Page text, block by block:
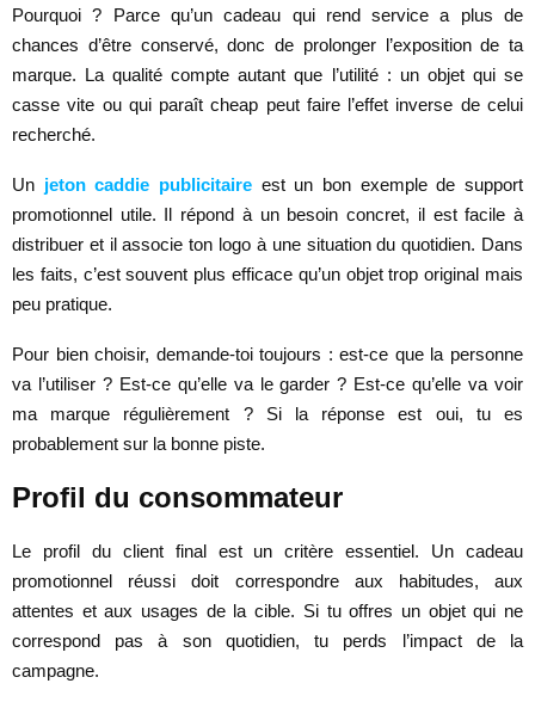
Pourquoi ? Parce qu’un cadeau qui rend service a plus de
chances d’être conservé, donc de prolonger l’exposition de ta
marque. La qualité compte autant que l’utilité : un objet qui se
casse vite ou qui paraît cheap peut faire l’effet inverse de celui
recherché.
Un jeton caddie publicitaire est un bon exemple de support
promotionnel utile. Il répond à un besoin concret, il est facile à
distribuer et il associe ton logo à une situation du quotidien. Dans
les faits, c’est souvent plus efficace qu’un objet trop original mais
peu pratique.
Pour bien choisir, demande-toi toujours : est-ce que la personne
va l’utiliser ? Est-ce qu’elle va le garder ? Est-ce qu’elle va voir
ma marque régulièrement ? Si la réponse est oui, tu es
probablement sur la bonne piste.
Profil du consommateur
Le profil du client final est un critère essentiel. Un cadeau
promotionnel réussi doit correspondre aux habitudes, aux
attentes et aux usages de la cible. Si tu offres un objet qui ne
correspond pas à son quotidien, tu perds l’impact de la
campagne.